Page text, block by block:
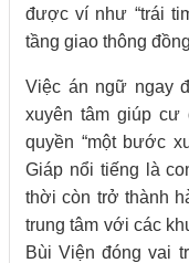
được ví như “trái
tầng giao thông
Việc án ngữ ngay
xuyên tâm giúp cư
quyền “một bước
Giáp nổi tiếng là
thời còn trở thành
trung tâm với các
Bùi Viện đóng vai